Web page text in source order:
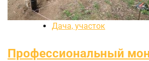
Дача, участок
Профессиональный